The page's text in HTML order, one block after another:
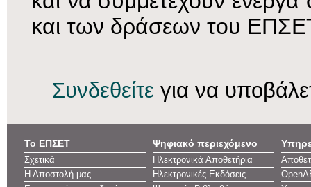
και των δράσεων του
Συνδεθείτε για να
Το ΕΠΣΕΤ
Σχετικά
Η Αποστολή μας
Ψηφιακό περιεχόμενο
Ηλεκτρονικά Αποθετήρια
Ηλεκτρονικές Εκδόσεις